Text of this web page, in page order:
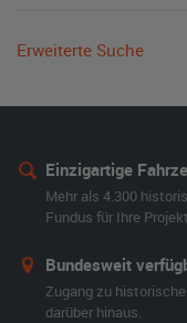
Erweiterte Suche
Einzigartige
Mehr als 4.300
Fundus für Ihre
Bundesweit
Zugang zu
darüber hinaus.